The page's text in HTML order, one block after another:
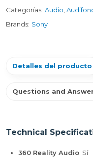
Categorías: Audio
Brands: Sony
Detalles del producto
Questions and
Technical
360 Reality Audio: Sí